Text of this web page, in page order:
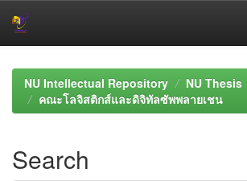
navigationNU Intellectual Repository
NU Thesis
คณะโลจิสติกส์และดิจิทัลซัพพลายเชน
Search